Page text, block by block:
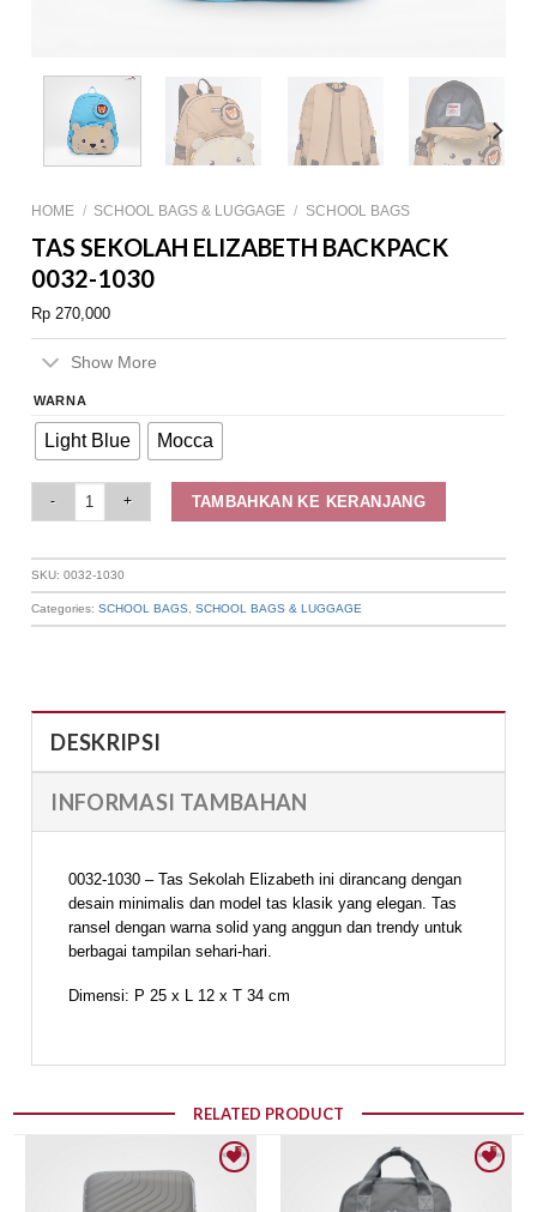
HOME / SCHOOL BAGS & LUGGAGE / SCHOOL BAGS
TAS SEKOLAH ELIZABETH BACKPACK
0032-1030
Rp 270,000
Show More
WARNA
Light Blue Mocca
TAMBAHKAN KE KERANJANG
SKU:0032-1030
Categories:SCHOOL BAGS ,SCHOOL BAGS & LUGGAGE
DESKRIPSI
INFORMASI TAMBAHAN
0032-1030 – Tas Sekolah Elizabeth ini dirancang dengan
desain minimalis dan model tas klasik yang elegan. Tas
ransel dengan warna solid yang anggun dan trendy untuk
berbagai tampilan sehari-hari.
Dimensi: P 25 x L 12 x T 34 cm
RELATED PRODUCT
Add to wishlist Add to wishlist